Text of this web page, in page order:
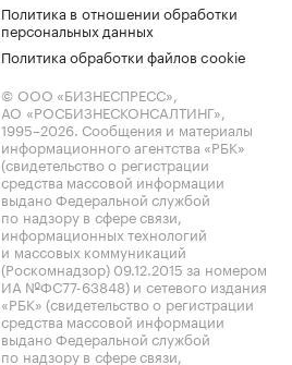
Политика в отношении обработки
персональных данных
Политика обработки файлов cookie
© ООО «БИЗНЕСПРЕСС»,
АО «РОСБИЗНЕСКОНСАЛТИНГ»,
1995–2026. Сообщения и материалы
информационного агентства «РБК»
(свидетельство о регистрации
средства массовой информации
выдано Федеральной службой
по надзору в сфере связи,
информационных технологий
и массовых коммуникаций
(Роскомнадзор) 09.12.2015 за номером
ИА №ФС77-63848) и сетевого издания
«РБК» (свидетельство о регистрации
средства массовой информации
выдано Федеральной службой
по надзору в сфере связи,